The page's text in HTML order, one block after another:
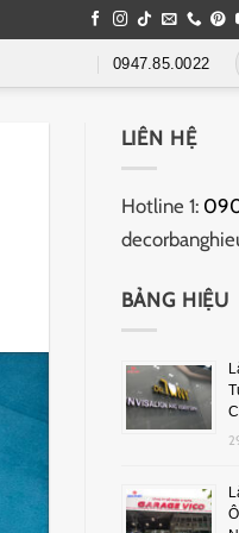
0947.85.0022
LIÊN HỆ
Hotline 1:
BẢNG HIỆU